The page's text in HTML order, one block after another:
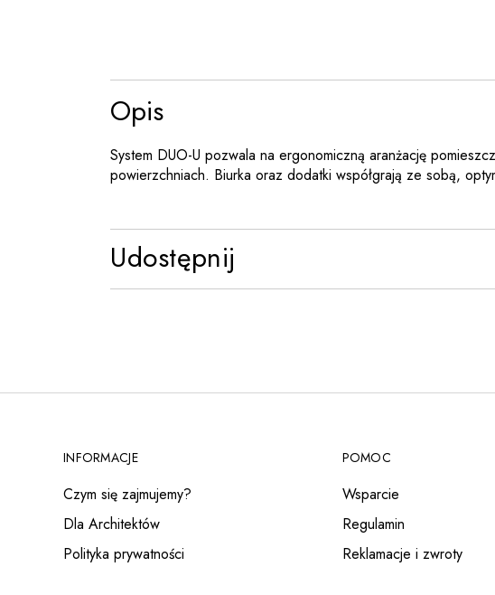
Opis
System DUO-U pozwala na ergonomiczną aranżację
powierzchniach. Biurka oraz dodatki współgrają ze sobą,
Udostępnij
INFORMACJE
Czym się zajmujemy?
Dla Architektów
Polityka prywatności
POMOC
Wsparcie
Regulamin
Reklamacje i zwroty